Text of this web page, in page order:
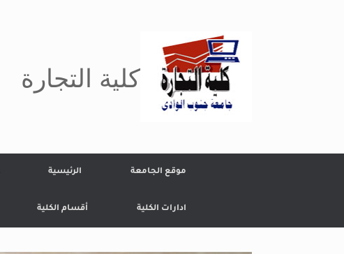
كلية التجارة
موقع الجامعة الرئيسية
ادارات الكلية أقسام الكلية